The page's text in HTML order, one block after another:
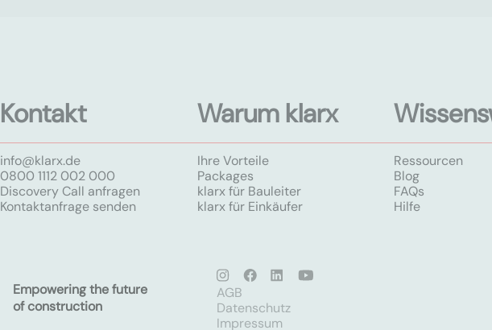
Kontakt
info@klarx.de
0800 1112 002 000
Discovery Call anfragen
Kontaktanfrage senden
Warum klarx
Ihre Vorteile
Packages
klarx für Bauleiter
klarx für Einkäufer
Ressourcen
Blog
FAQs
Hilfe
Empowering the future
of construction
AGB
Datenschutz
Impressum